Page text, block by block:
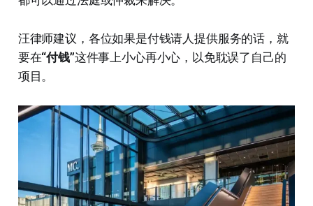
汪律师建议，各位如果是付钱请人提供服务的话，就
要在“付钱”这件事上小心再小心，以免耽误了自己的
项目。